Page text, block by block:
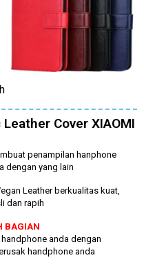
Cover XIAOMI
penampilan hanphone
dengan yang lain
Leather berkualitas kuat,
dan rapih
BAGIAN
anda dengan
handphone anda